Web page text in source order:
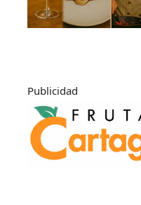
Publicidad